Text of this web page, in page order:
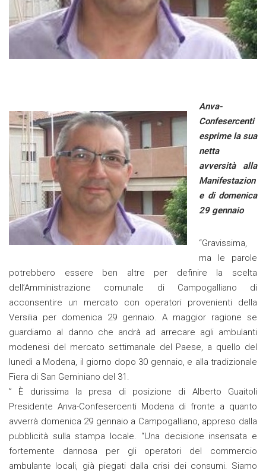
Anva-
Confesercenti
esprime la sua
netta
avversità alla
Manifestazion
e di domenica
29 gennaio
“Gravissima,
ma le parole
potrebbero essere ben altre per definire la scelta
dell’Amministrazione comunale di Campogalliano di
acconsentire un mercato con operatori provenienti della
Versilia per domenica 29 gennaio. A maggior ragione se
guardiamo al danno che andrà ad arrecare agli ambulanti
modenesi del mercato settimanale del Paese, a quello del
lunedì a Modena, il giorno dopo 30 gennaio, e alla tradizionale
Fiera di San Geminiano del 31.
” È durissima la presa di posizione di Alberto Guaitoli
Presidente Anva-Confesercenti Modena di fronte a quanto
avverrà domenica 29 gennaio a Campogalliano, appreso dalla
pubblicità sulla stampa locale. “Una decisione insensata e
fortemente dannosa per gli operatori del commercio
ambulante locali, già piegati dalla crisi dei consumi. Siamo